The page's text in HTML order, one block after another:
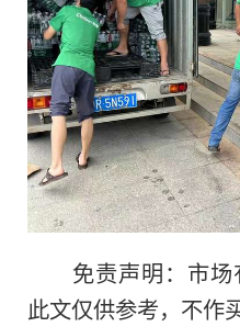
免责声明：市场
此文仅供参考，不作